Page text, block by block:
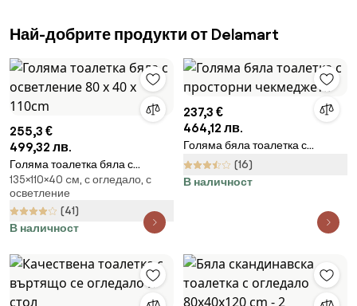
Най-добрите продукти от Delamart
255,3 €
499,32 лв.
Голяма тоалетка бяла с
осветление 80 x 40 x 110cm
135×110×40 cм, с огледало, с
осветление
(41)
В наличност
237,3 €
464,12 лв.
Голяма бяла тоалетка с
просторни чекмеджета
(16)
В наличност